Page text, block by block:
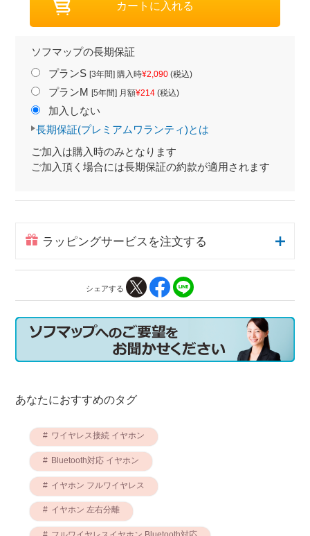
ソフマップの長期保証
プランS [3年間] 購入時¥2,090(税込)
プランM [5年間] 月額¥214(税込)
加入しない
長期保証(プレミアムワランティ)とは
ご加入は購入時のみとなります
ご加入頂く場合には長期保証の約款が適用されます
ラッピングサービスを注文する
シェアする
あなたにおすすめのタグ
ワイヤレス接続 イヤホン
Bluetooth対応 イヤホン
イヤホン フルワイヤレス
イヤホン 左右分離